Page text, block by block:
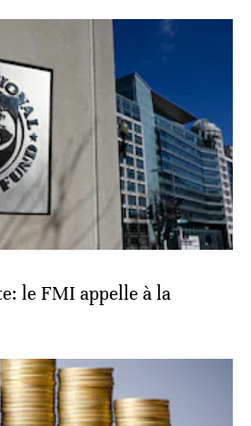
le FMI appelle à la